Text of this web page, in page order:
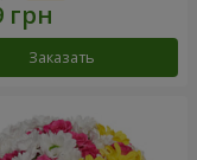
Заказать